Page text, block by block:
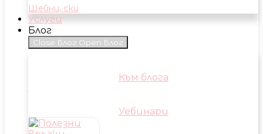
Шейни, ски
Услуги
Блог
Close Блог Open Блог
Към блога
Уебинари